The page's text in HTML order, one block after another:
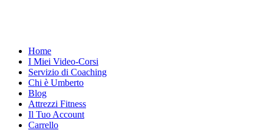
Home
I Miei Video-Corsi
Servizio di Coaching
Chi è Umberto
Blog
Attrezzi Fitness
Il Tuo Account
Carrello